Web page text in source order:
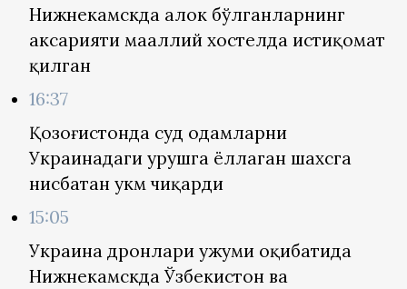
Нижнекамскда ҳалок бўлганларнинг
аксарияти маҳаллий хостелда истиқомат
қилган
16:37
Қозоғистонда суд одамларни
Украинадаги урушга ёллаган шахсга
нисбатан ҳукм чиқарди
15:05
Украина дронлари ҳужуми оқибатида
Нижнекамскда Ўзбекистон ва